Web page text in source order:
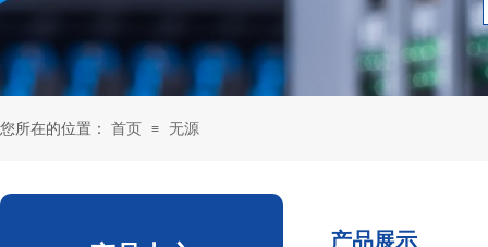
您所在的位置： 首页 ≡ 无源
产品展示